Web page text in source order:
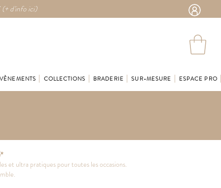
(+ d'info ici)
COLLECTIONS BRADERIE SUR-MESURE ESPACE PRO
et ultra pratiques pour toutes les occasions.